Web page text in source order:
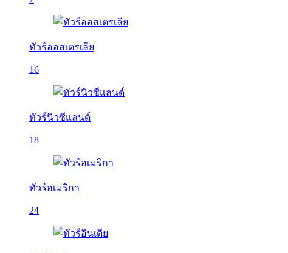
ทัวร์ออสเตรเลีย
16
ทัวร์นิวซีแลนด์
18
ทัวร์อเมริกา
24